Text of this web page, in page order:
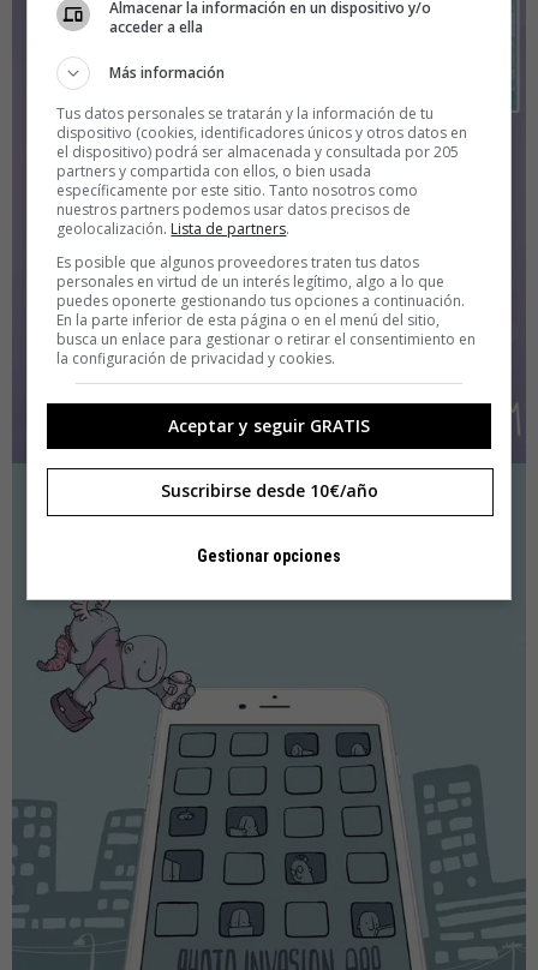
Almacenar la información en un dispositivo y/o
acceder a ella
Más información
Tus datos personales se tratarán y la información de tu
dispositivo (cookies, identificadores únicos y otros datos en
el dispositivo) podrá ser almacenada y consultada por 205
partners y compartida con ellos, o bien usada
específicamente por este sitio. Tanto nosotros como
nuestros partners podemos usar datos precisos de
geolocalización. Lista de partners.
Es posible que algunos proveedores traten tus datos
personales en virtud de un interés legítimo, algo a lo que
puedes oponerte gestionando tus opciones a continuación.
En la parte inferior de esta página o en el menú del sitio,
busca un enlace para gestionar o retirar el consentimiento en
la configuración de privacidad y cookies.
Aceptar y seguir GRATIS
Suscribirse desde 10€/año
Gestionar opciones